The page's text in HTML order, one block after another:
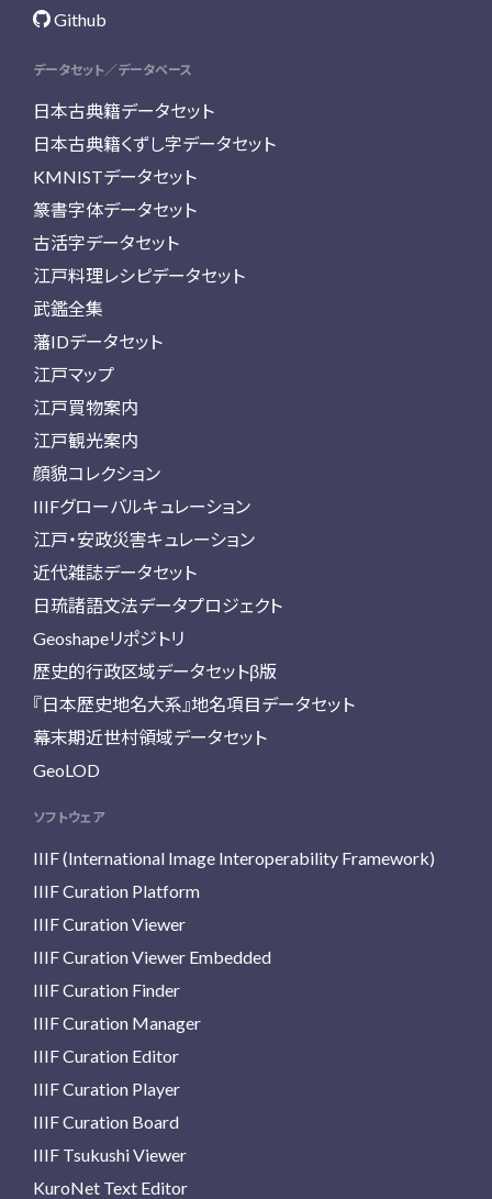
Github
データセット／データベース
日本古典籍データセット
日本古典籍くずし字データセット
KMNISTデータセット
篆書字体データセット
古活字データセット
江戸料理レシピデータセット
武鑑全集
藩IDデータセット
江戸マップ
江戸買物案内
江戸観光案内
顔貌コレクション
IIIFグローバルキュレーション
江戸・安政災害キュレーション
近代雑誌データセット
日琉諸語文法データプロジェクト
Geoshapeリポジトリ
歴史的行政区域データセットβ版
『日本歴史地名大系』地名項目データセット
幕末期近世村領域データセット
GeoLOD
ソフトウェア
IIIF (International Image Interoperability Framework)
IIIF Curation Platform
IIIF Curation Viewer
IIIF Curation Viewer Embedded
IIIF Curation Finder
IIIF Curation Manager
IIIF Curation Editor
IIIF Curation Player
IIIF Curation Board
IIIF Tsukushi Viewer
KuroNet Text Editor